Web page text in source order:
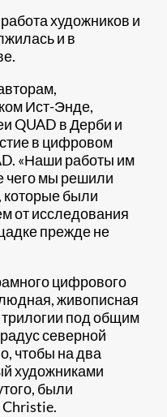
художников и
и в
Ист-Энде,
QUAD в Дерби и
в цифровом
«Наши работы им
чего мы решили
которые были
от исследования
прежде не
цифрового
живописная
трилогии под общим
северной
чтобы на два
художниками
были